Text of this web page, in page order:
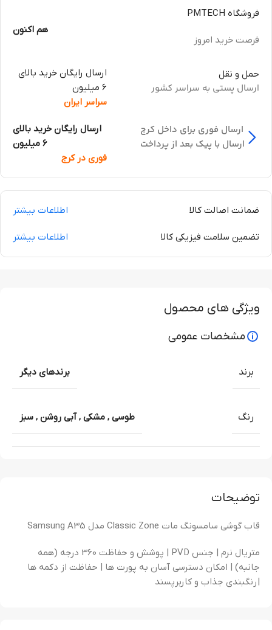
فروشگاه PMTECH
فرصت خرید امروز
هم اکنون
حمل و نقل
ارسال پستی به سراسر کشور
ارسال رایگان خرید بالای
6 میلیون
سراسر ایران
ارسال فوری برای داخل کرج
ارسال با پیک بعد از پرداخت
ارسال رایگان خرید بالای
6 میلیون
فوری در کرج
ضمانت اصالت کالا اطلاعات بیشتر
تضمین سلامت فیزیکی کالا اطلاعات بیشتر
توضیحات
قاب گوشی سامسونگ مات Classic Zone مدل Samsung A35
متریال نرم | جنس PVD | پوشش و حفاظت 360 درجه (همه
جانبه) | امکان دسترسی آسان به پورت ها | حفاظت از دکمه ها
| رنگبندی جذاب و کاربرپسند
ویژگی های محصول
مشخصات عمومی
برند برندهای دیگر
رنگ طوسی , مشکی ,آبی روشن , سبز